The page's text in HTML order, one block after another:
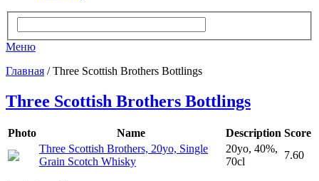
Меню
Главная / Three Scottish Brothers Bottlings
Three Scottish Brothers Bottlings
Photo Name Description Score
Three Scottish Brothers, 20yo, Single
Grain Scotch Whisky
20yo, 40%,
70cl
7.60